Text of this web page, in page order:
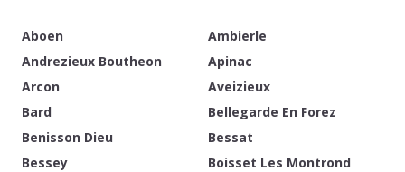
Aboen
Ambierle
Andrezieux Boutheon
Apinac
Arcon
Aveizieux
Bard
Bellegarde En Forez
Benisson Dieu
Bessat
Bessey
Boisset Les Montrond